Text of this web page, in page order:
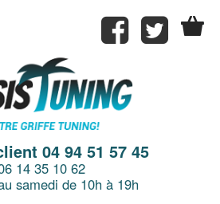
04 94 51 57 45
14 35 10 62
samedi de 10h à 19h